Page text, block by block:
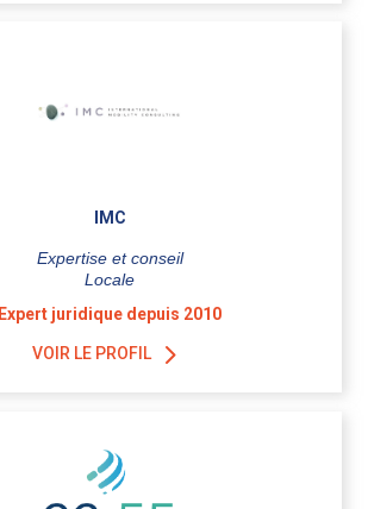
IMC
Expertise et conseil
Locale
Expert juridique depuis 2010
VOIR LE PROFIL